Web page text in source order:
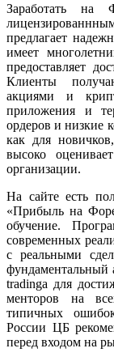
Заработать на
предлагает
имеет
предоставляет
Клиенты
акциями и
приложения и
ордеров и низкие
как для
высоко
организации.
На сайте есть
«Прибыль на
обучение.
современных
с реальными
фундаментальный
tradingа для
менторов на
типичных
России ЦБ
перед входом на